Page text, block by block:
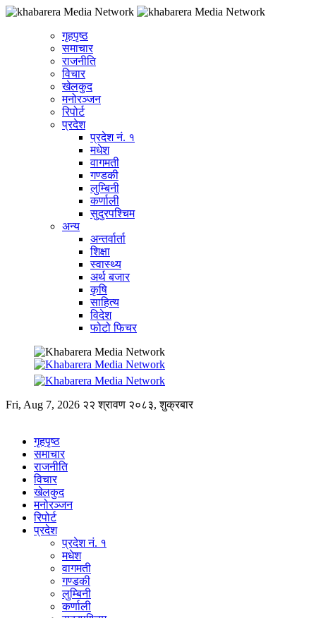
गृहपृष्ठ
समाचार
राजनीति
विचार
खेलकुद
मनोरञ्जन
रिपोर्ट
प्रदेश
प्रदेश नं. १
मधेश
वागमती
गण्डकी
लुम्बिनी
कर्णाली
सुदुरपश्चिम
अन्य
अन्तर्वार्ता
शिक्षा
स्वास्थ्य
अर्थ बजार
कृषि
साहित्य
विदेश
फोटो फिचर
Fri, Aug 7, 2026 २२ श्रावण २०८३, शुक्रबार
गृहपृष्ठ
समाचार
राजनीति
विचार
खेलकुद
मनोरञ्जन
रिपोर्ट
प्रदेश
प्रदेश नं. १
मधेश
वागमती
गण्डकी
लुम्बिनी
कर्णाली